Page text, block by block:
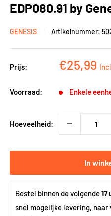
EDP080.91 by
GENESIS Artikelnummer:
Prijs: €25,99
Voorraad: Enkele
Hoeveelheid:
In
Bestel binnen de volgende 17
snel mogelijke levering,